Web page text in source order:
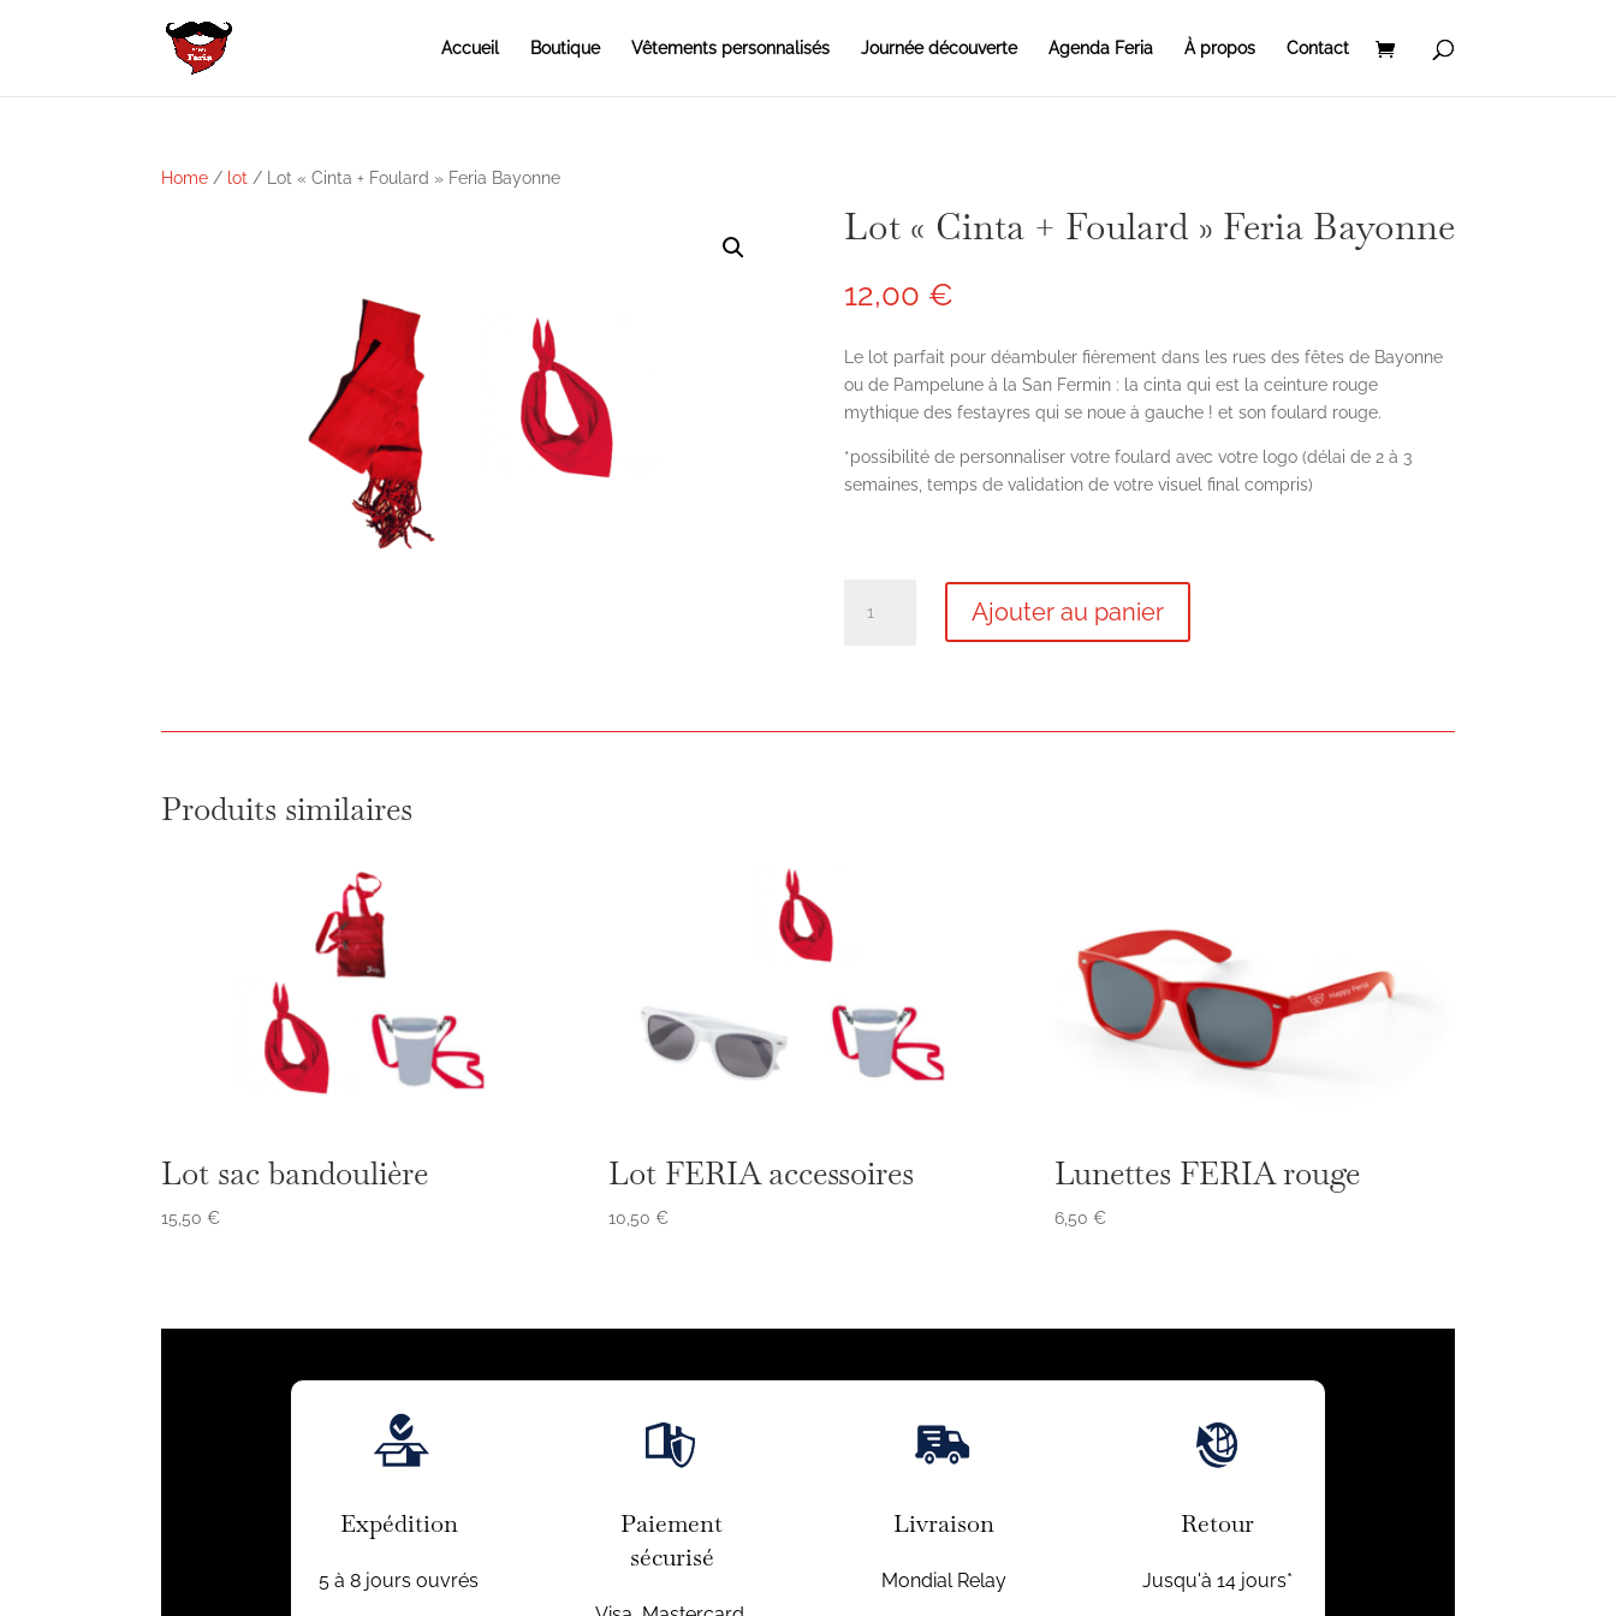
Accueil Boutique Vêtements personnalisés Journée découverte Agenda Feria À propos Contact
Home / lot / Lot « Cinta + Foulard » Feria Bayonne
Lot « Cinta + Foulard » Feria Bayonne
12,00 €
Le lot parfait pour déambuler fièrement dans les rues des fêtes de Bayonne
ou de Pampelune à la San Fermin : la cinta qui est la ceinture rouge
mythique des festayres qui se noue à gauche ! et son foulard rouge.
*possibilité de personnaliser votre foulard avec votre logo (délai de 2 à 3
semaines, temps de validation de votre visuel final compris)
Foulard"
Ajouter au panier
Produits similaires
Lot sac bandoulière
15,50€
Lot FERIA accessoires
10,50 €
Lunettes FERIA rouge
6,50€
Expédition
5 à 8 jours ouvrés
Paiement
sécurisé
Livraison
Mondial Relay
Retour
Jusqu'à 14 jours*